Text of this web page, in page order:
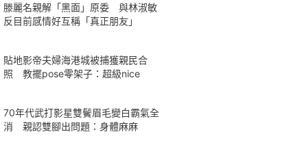
滕麗名親解「黑面」原委 與林淑敏
反目前感情好互稱「真正朋友」
貼地影帝夫婦海港城被捕獲親民合
照 教擺pose零架子：超級nice
70年代武打影星雙鬢眉毛變白霸氣全
消 親認雙腳出問題：身體麻麻